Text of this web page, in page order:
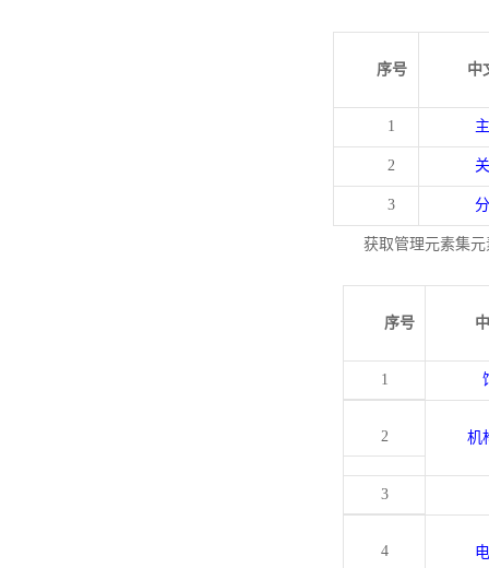
序号 中
1
2
3
获取管理元素集
序号
1
2 机
3
4